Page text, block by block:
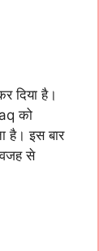
दिया है।
को
है। इस बार
वजह से